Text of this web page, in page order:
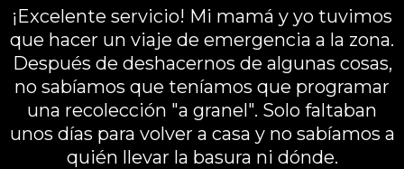
¡Excelente servicio! Mi mamá y yo tuvimos
que hacer un viaje de emergencia a la zona.
Después de deshacernos de algunas cosas,
no sabíamos que teníamos que programar
una recolección "a granel". Solo faltaban
unos días para volver a casa y no sabíamos a
quién llevar la basura ni dónde.